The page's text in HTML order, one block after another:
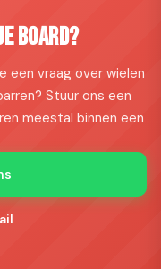
board?
een vraag over wielen
Stuur ons een
meestal binnen een